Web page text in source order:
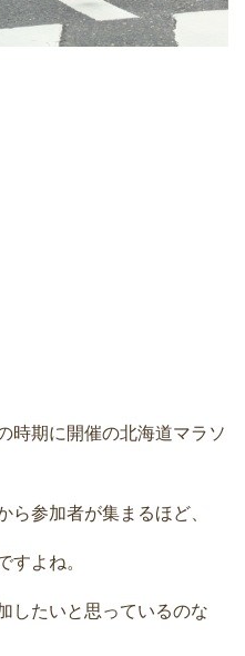
時期に開催の北海道マラソ
ら参加者が集まるほど、
すよね。
したいと思っているのな